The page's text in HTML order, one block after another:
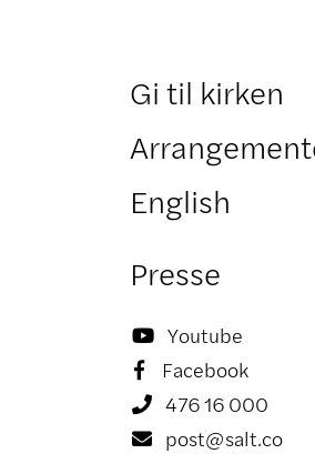
Gi til kirken
English
Presse
 Youtube
 Facebook
 476 16 000
 post@salt.co